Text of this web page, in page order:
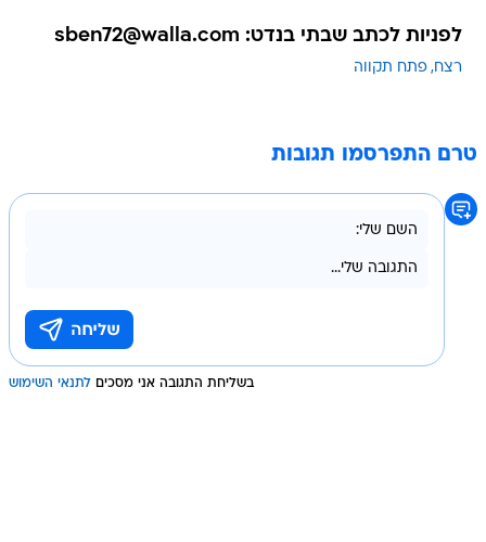
לפניות לכתב שבתי בנדט: sben72@walla.com
רצח פתח תקווה
טרם התפרסמו תגובות
בשליחת התגובה אני מסכים לתנאי השימוש